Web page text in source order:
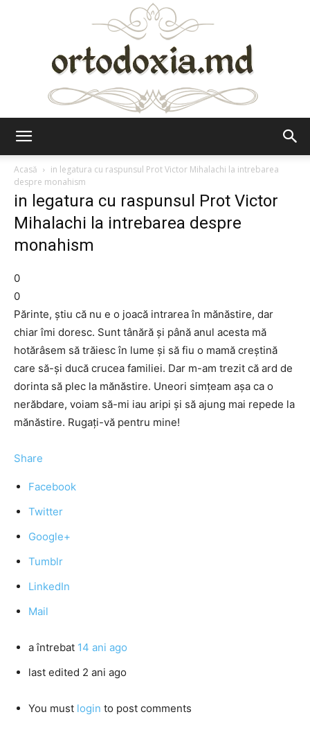
Acasă
in legatura cu raspunsul Prot Victor Mihalachi la intrebarea
despre monahism
in legatura cu raspunsul Prot Victor
Mihalachi la intrebarea despre
monahism
0
0
Părinte, știu că nu e o joacă intrarea în mănăstire, dar
chiar îmi doresc. Sunt tânără și până anul acesta mă
hotărâsem să trăiesc în lume și să fiu o mamă creștină
care să-și ducă crucea familiei. Dar m-am trezit că ard de
dorinta să plec la mănăstire. Uneori simțeam așa ca o
nerăbdare, voiam să-mi iau aripi și să ajung mai repede la
mănăstire. Rugați-vă pentru mine!
Share
Facebook
Twitter
Google+
Tumblr
LinkedIn
Mail
a întrebat 14 ani ago
last edited 2 ani ago
You must login to post comments